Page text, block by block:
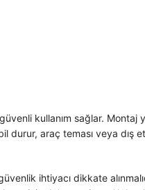
kullanım sağlar.
araç teması veya dış
ihtiyacı dikkate